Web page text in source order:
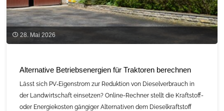
28. Mai 2026
Alternative Betriebsenergien für Traktoren berechnen
Lässt sich PV‑Eigenstrom zur Reduktion von Dieselverbrauch in
der Landwirtschaft einsetzen? Online-Rechner stellt die Kraftstoff-
oder Energiekosten gängiger Alternativen dem Dieselkraftstoff